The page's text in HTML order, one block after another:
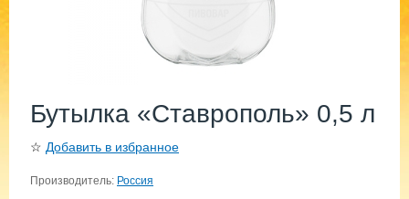
Бутылка «Ставрополь» 0,5 л
☆ Добавить в избранное
Производитель: Россия